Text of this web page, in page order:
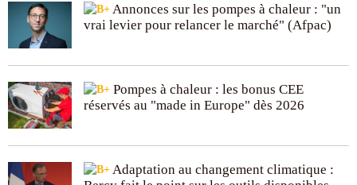
Annonces sur les pompes à chaleur : "un
vrai levier pour relancer le marché" (Afpac)
Pompes à chaleur : les bonus CEE
réservés au "made in Europe" dès 2026
Adaptation au changement climatique :